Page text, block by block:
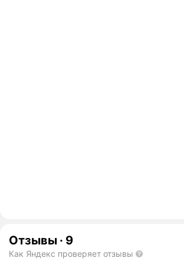
Отзывы · 9
Как Яндекс проверяет отзывы